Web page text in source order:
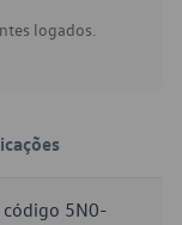
logados.
5N0-